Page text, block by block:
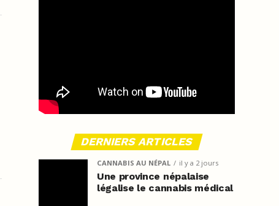
DERNIERS ARTICLES
CANNABIS AU NÉPAL il y a 2 jours
Une province népalaise
légalise le cannabis médical